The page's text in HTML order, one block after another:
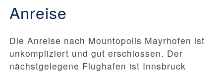
Anreise
Die Anreise nach Mountopolis Mayrhofen ist
unkompliziert und gut erschlossen. Der
nächstgelegene Flughafen ist Innsbruck